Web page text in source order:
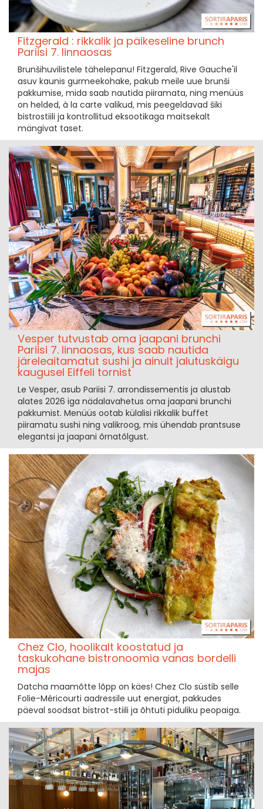
Fitzgerald : rikkalik ja päikeseline brunch
Pariisi 7. linnaosas
Brunšihuvilistele tähelepanu! Fitzgerald, Rive Gauche'il
asuv kaunis gurmeekohake, pakub meile uue brunši
pakkumise, mida saab nautida piiramata, ning menüüs
on helded, à la carte valikud, mis peegeldavad šiki
bistrostiili ja kontrollitud eksootikaga maitsekalt
mängivat taset.
Vesper tutvustab oma jaapani brunchi
Pariisi 7. linnaosas, kus saab nautida
järeleaitamatut sushi ja ainult jalutuskäigu
kaugusel Eiffeli tornist
Le Vesper, asub Pariisi 7. arrondissementis ja alustab
alates 2026 iga nädalavahetus oma jaapani brunchi
pakkumist. Menüüs ootab külalisi rikkalik buffet
piiramatu sushi ning valikroog, mis ühendab prantsuse
elegantsi ja jaapani õrnatõlgust.
Chez Clo, hoolikalt koostatud ja
taskukohane bistronoomia vanas bordelli
majas
Datcha maamõtte lõpp on käes! Chez Clo süstib selle
Folie-Méricourti aadressile uut energiat, pakkudes
päeval soodsat bistrot-stiili ja õhtuti piduliku peopaiga.